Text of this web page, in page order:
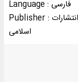
Language : فارسی
Publisher : جامعه مدرسین حوزه علمیه قم. دفتر انتشارات
اسلامی